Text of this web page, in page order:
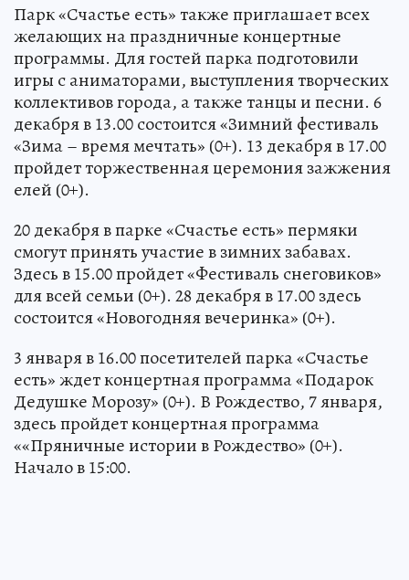
Парк «Счастье есть» также приглашает всех
желающих на праздничные концертные
программы. Для гостей парка подготовили
игры с аниматорами, выступления творческих
коллективов города, а также танцы и песни. 6
декабря в 13.00 состоится «Зимний фестиваль
«Зима – время мечтать» (0+). 13 декабря в 17.00
пройдет торжественная церемония зажжения
елей (0+).
20 декабря в парке «Счастье есть» пермяки
смогут принять участие в зимних забавах.
Здесь в 15.00 пройдет «Фестиваль снеговиков»
для всей семьи (0+). 28 декабря в 17.00 здесь
состоится «Новогодняя вечеринка» (0+).
3 января в 16.00 посетителей парка «Счастье
есть» ждет концертная программа «Подарок
Дедушке Морозу» (0+). В Рождество, 7 января,
здесь пройдет концертная программа
««Пряничные истории в Рождество» (0+).
Начало в 15:00.